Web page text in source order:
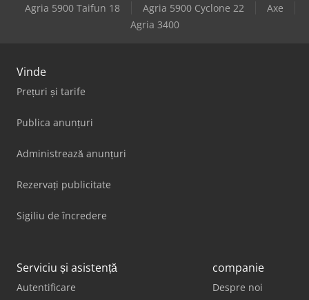
Agria 5900 Taifun 18
Agria 5900 Cyclone 22
Axe
Agria 3400
Vinde
Prețuri și tarife
Publica anunțuri
Administrează anunțuri
Rezervați publicitate
Sigiliu de încredere
Serviciu și asistență
Autentificare
companie
Despre noi